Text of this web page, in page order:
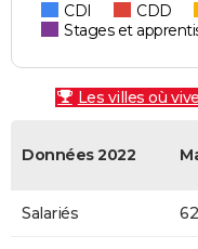
CDI CDD
Stages et
Les villes où
Données 2022
Salariés 62